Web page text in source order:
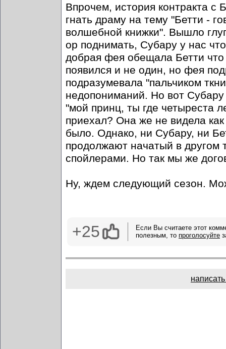
Впрочем, история контракта
гнать драму на тему "Бетти -
волшебной книжки". Вышло
ор поднимать, Субару у нас
добрая фея обещала Бетти что
появился и не один, но фея
подразумевала "пальчиком
недопониманий. Но вот Субару
"мой принц, ты где четыреста
приехал? Она же не видела
было. Однако, ни Субару, ни
продолжают начатый в другом
спойлерами. Но так мы же
Ну, ждем следующий сезон.
+25
Если Вы считаете этот
полезным, то проголосуйте